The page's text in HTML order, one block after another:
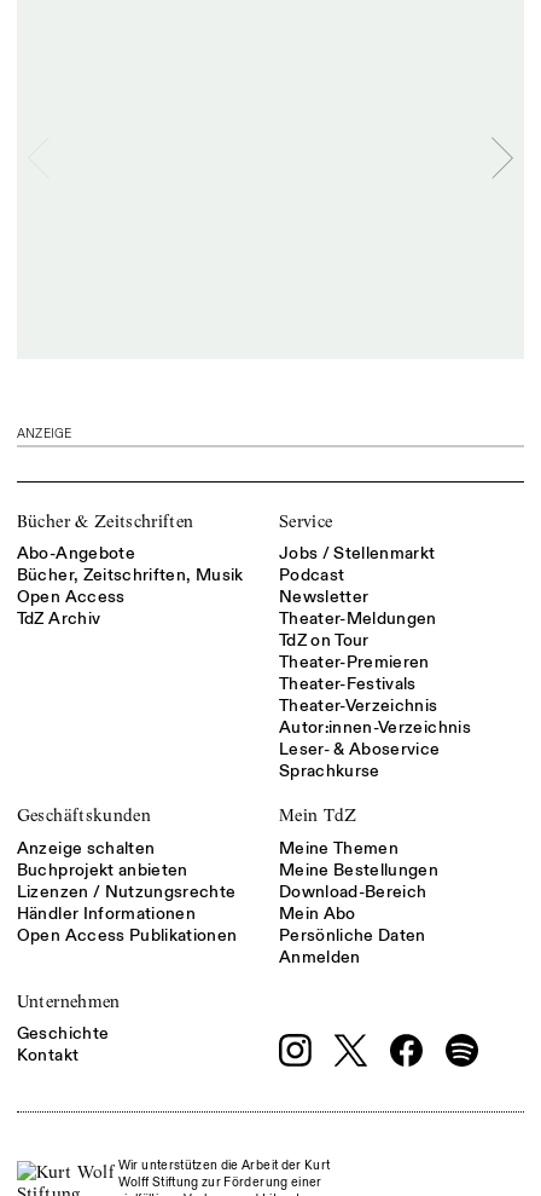
ANZEIGE
Bücher & Zeitschriften
Abo-Angebote
Bücher, Zeitschriften, Musik
Open Access
TdZ Archiv
Service
Jobs / Stellenmarkt
Podcast
Newsletter
Theater-Meldungen
TdZ on Tour
Theater-Premieren
Theater-Festivals
Theater-Verzeichnis
Autor:innen-Verzeichnis
Leser- & Aboservice
Sprachkurse
Geschäftskunden
Anzeige schalten
Buchprojekt anbieten
Lizenzen / Nutzungsrechte
Händler Informationen
Open Access Publikationen
Mein TdZ
Meine Themen
Meine Bestellungen
Download-Bereich
Mein Abo
Persönliche Daten
Anmelden
Unternehmen
Geschichte
Kontakt
Wir unterstützen die Arbeit der Kurt
Wolff Stiftung zur Förderung einer